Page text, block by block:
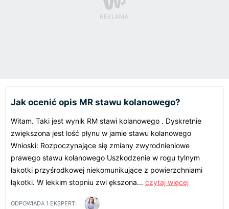
Jak ocenić opis MR stawu kolanowego?
Witam. Taki jest wynik RM stawi kolanowego . Dyskretnie
zwiększona jest lość płynu w jamie stawu kolanowego
Wnioski: Rozpoczynające się zmiany zwyrodnieniowe
prawego stawu kolanowego Uszkodzenie w rogu tylnym
łakotki przyśrodkowej niekomunikujące z powierzchniami
łąkotki. W lekkim stopniu zwi ększona... czytaj więcej
ODPOWIADA 1 EKSPERT: